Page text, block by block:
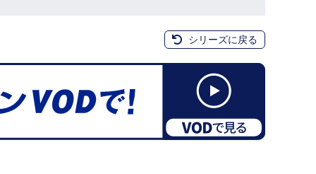
シリーズに戻る